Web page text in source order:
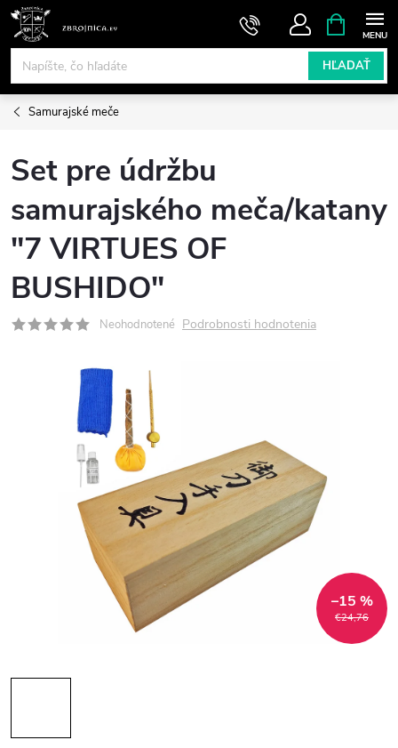
Prejsť
obsah
HĽADAŤ
KOŠÍK
Samurajské meče
Set pre údržbu
samurajského meča/katany
"7 VIRTUES OF
BUSHIDO"
Neohodnotené Podrobnosti hodnotenia
€24,76
–15 %